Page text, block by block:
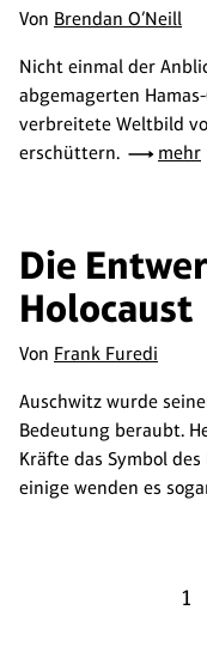
Von Brendan O’Neill
Nicht einmal der
abgemagerten
verbreitete Weltbild
erschüttern.
mehr
Die
Holocaust
Von Frank Furedi
Auschwitz wurde
Bedeutung beraubt.
Kräfte das Symbol
einige wenden es
1